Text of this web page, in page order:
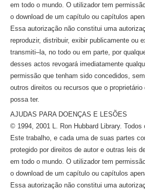
em todo o mundo. O utilizador tem
o download de um capítulo ou capítulos
Essa autorização não constitui uma
reproduzir, distribuir, exibir publicamente ou
transmiti–la, no todo ou em parte, por
desses actos revogará imediatamente
permissão que tenham sido concedidos,
outros direitos ou recursos que o
possa ter.
AJUDAS PARA DOENÇAS E LESÕES
© 1994, 2001 L. Ron Hubbard Library.
Este trabalho, e cada uma de suas partes
protegido por direitos de autor e outras leis
em todo o mundo. O utilizador tem
o download de um capítulo ou capítulos
Essa autorização não constitui uma